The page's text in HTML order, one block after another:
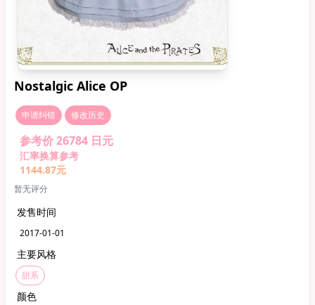
Nostalgic Alice OP
申请纠错 修改历史
参考价 26784 日元
汇率换算参考
1144.87元
暂无评分
发售时间
2017-01-01
主要风格
甜系
颜色